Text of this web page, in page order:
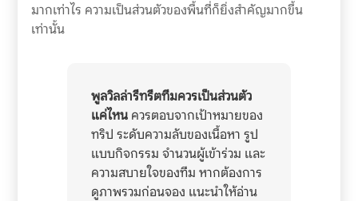
มากเท่าไร ความเป็นส่วนตัวของพื้นที่ก็ยิ่งสำคัญมากขึ้น
เท่านั้น
พูลวิลล่ารีทรีตทีมควรเป็นส่วนตัว
แค่ไหนควรตอบจากเป้าหมายของ
ทริป ระดับความลับของเนื้อหา รูป
แบบกิจกรรม จำนวนผู้เข้าร่วม และ
ความสบายใจของทีม หากต้องการ
ดูภาพรวมก่อนจอง แนะนำให้อ่าน